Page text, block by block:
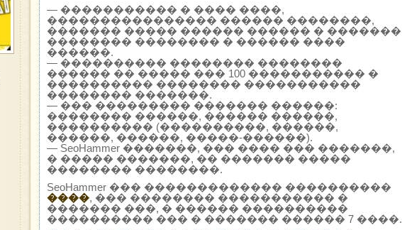
— ����������� � ���� ����,
���������������� ������ ��������,
������� ����� ������ ������ � �������
�������� �������� � ������ ����
������.
— ���������� �������� ��������
������ �� ����� ��� 100 ����������� �
���������� �������� �����������
�������� �������.
— ��� ��������� ������� ������:
�������� ������, ������ ������,
���������� (����������, ������,
������, ������, �����-������).
— SeoHammer �������, ��� ���� ��� �������,
� ����� �������, �� ������� �����
�������� ��������.
SeoHammer ��� ������������� ����������
����, ��� �������� ����������� �
������� ���, � ������ ����������
���������� ��� � ������� ������ 7 ����.